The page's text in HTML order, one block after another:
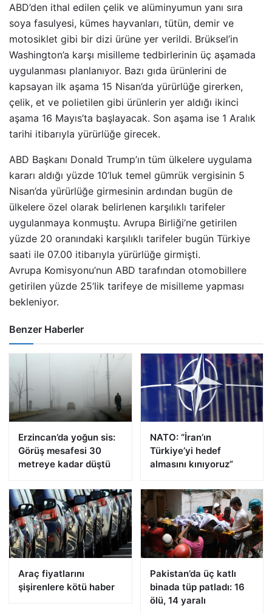
ABD’den ithal edilen çelik ve alüminyumun yanı sıra
soya fasulyesi, kümes hayvanları, tütün, demir ve
motosiklet gibi bir dizi ürüne yer verildi. Brüksel’in
Washington’a karşı misilleme tedbirlerinin üç aşamada
uygulanması planlanıyor. Bazı gıda ürünlerini de
kapsayan ilk aşama 15 Nisan’da yürürlüğe girerken,
çelik, et ve polietilen gibi ürünlerin yer aldığı ikinci
aşama 16 Mayıs’ta başlayacak. Son aşama ise 1 Aralık
tarihi itibarıyla yürürlüğe girecek.
ABD Başkanı Donald Trump’ın tüm ülkelere uygulama
kararı aldığı yüzde 10’luk temel gümrük vergisinin 5
Nisan’da yürürlüğe girmesinin ardından bugün de
ülkelere özel olarak belirlenen karşılıklı tarifeler
uygulanmaya konmuştu. Avrupa Birliği’ne getirilen
yüzde 20 oranındaki karşılıklı tarifeler bugün Türkiye
saati ile 07.00 itibarıyla yürürlüğe girmişti.
Avrupa Komisyonu’nun ABD tarafından otomobillere
getirilen yüzde 25’lik tarifeye de misilleme yapması
bekleniyor.
Benzer Haberler
Erzincan’da yoğun sis:
Görüş mesafesi 30
metreye kadar düştü
NATO: “İran’ın
Türkiye’yi hedef
almasını kınıyoruz”
Araç fiyatlarını
şişirenlere kötü haber
Pakistan’da üç katlı
binada tüp patladı: 16
ölü, 14 yaralı